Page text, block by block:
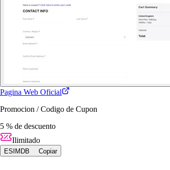
Pagina Web Oficial
Promocion / Codigo de Cupon
5 % de descuento
Ilimitado
ESIMDB Copiar